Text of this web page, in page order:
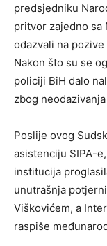
predsjedniku
pritvor zajedno sa
odazvali na
Nakon što su se
policiji BiH dalo
zbog
Poslije ovog
asistenciju SIPA-
institucija
unutrašnja
Viškovićem, a
raspiše